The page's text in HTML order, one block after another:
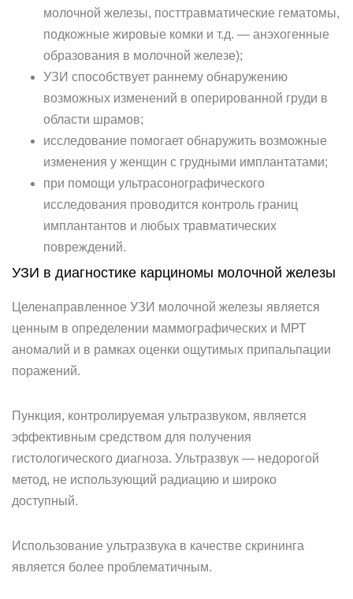
молочной железы, посттравматические гематомы,
подкожные жировые комки и т.д. — анэхогенные
образования в молочной железе);
УЗИ способствует раннему обнаружению
возможных изменений в оперированной груди в
области шрамов;
исследование помогает обнаружить возможные
изменения у женщин с грудными имплантатами;
при помощи ультрасонографического
исследования проводится контроль границ
имплантантов и любых травматических
повреждений.
УЗИ в диагностике карциномы молочной железы
Целенаправленное УЗИ молочной железы является
ценным в определении маммографических и МРТ
аномалий и в рамках оценки ощутимых припальпации
поражений.
Пункция, контролируемая ультразвуком, является
эффективным средством для получения
гистологического диагноза. Ультразвук — недорогой
метод, не использующий радиацию и широко
доступный.
Использование ультразвука в качестве скрининга
является более проблематичным.